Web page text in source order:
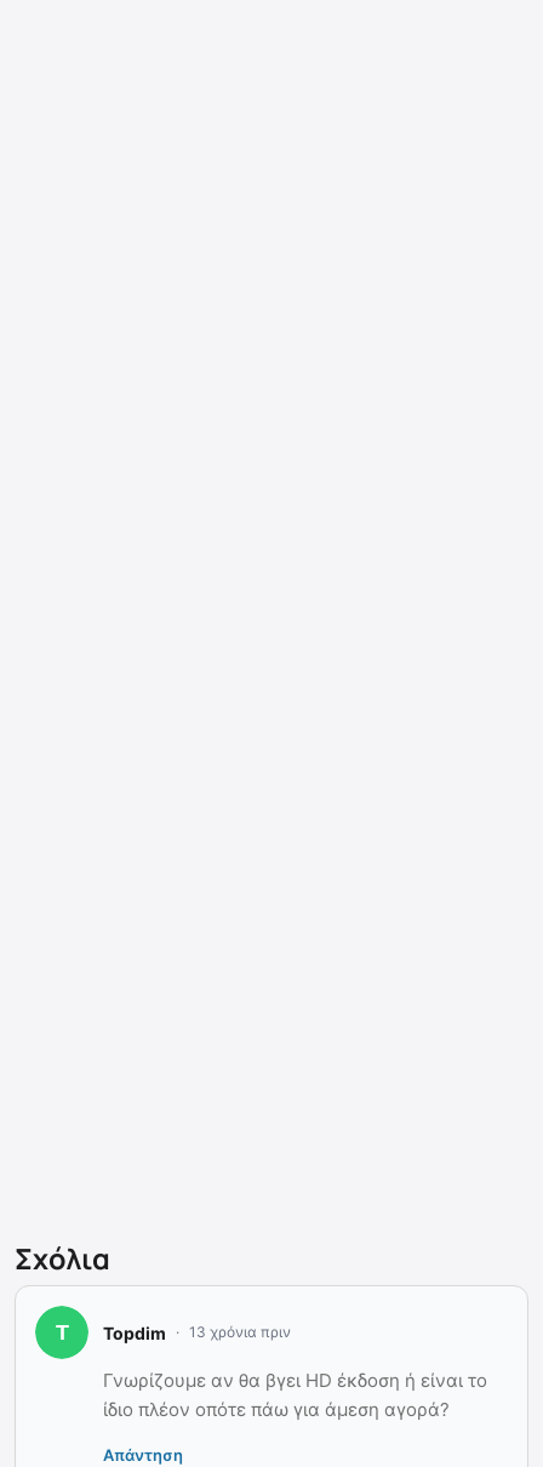
Σχόλια
Topdim 13 χρόνια πριν
Γνωρίζουμε αν θα βγει HD έκδοση ή είναι το
ίδιο πλέον οπότε πάω για άμεση αγορά?
Απάντηση